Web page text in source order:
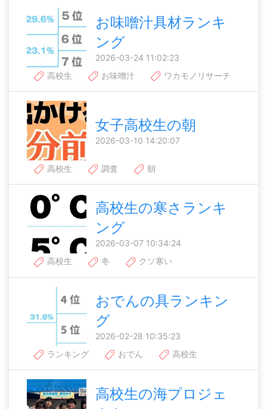
お味噌汁具材ランキ
ング
2026-03-24 11:02:23
高校生
お味噌汁 ワカモノリサーチ
女子高校生の朝
2026-03-10 14:20:07
高校生 調査 朝
高校生の寒さランキ
ング
2026-03-07 10:34:24
高校生
冬 クソ寒い
おでんの具ランキン
グ
2026-02-28 10:35:23
ランキング
おでん 高校生
高校生の海プロジェ